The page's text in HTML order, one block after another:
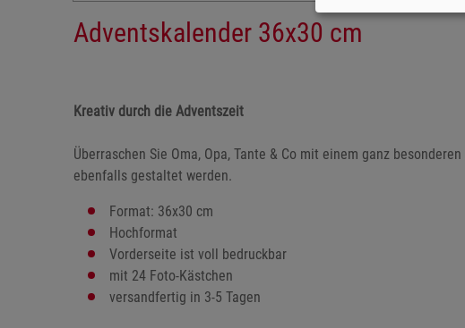
Adventskalender 36x30 cm
Kreativ durch die Adventszeit
Überraschen Sie Oma, Opa, Tante & Co mit einem ganz
ebenfalls gestaltet werden.
Format: 36x30 cm
Hochformat
Vorderseite ist voll bedruckbar
mit 24 Foto-Kästchen
versandfertig in 3-5 Tagen